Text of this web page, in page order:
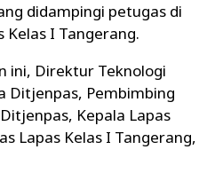
didampingi petugas di
Kelas I Tangerang.
ini, Direktur Teknologi
Ditjenpas, Pembimbing
Kepala Lapas
Lapas Kelas I Tangerang,